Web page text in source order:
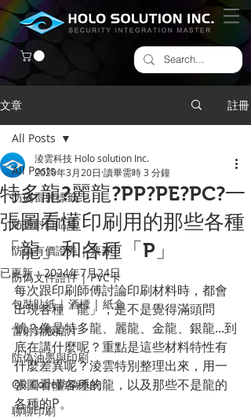
文章 註冊
All Posts
防偽雷射標籤
​防拆封口貼紙
防偽有價證券 | 票券
防偽文件證件 | PVC卡
包裝貼紙 | 酒標 | 紙盒
雷射銘版貼片
防偽油墨與印刷
QR Code防偽系統
聊聊印刷
All Posts
特多龍?麗龍?PP?PE?PC?一
張圖看懂印刷用的那些各種
「龍」和各種「P」
淩雲科技 Holo solution Inc.
2020年3月20日 讀畢需時 3 分鐘
已更新：2024年7月24日
每次跟印刷師傅討論印刷材料時，都會
出現各種「龍」，是不是覺得滿頭問
號？像是特多龍、麗龍、金龍、銀龍...到
底在講什麼呢？重點是這些材料特性有
什麼差異呢？淩雲特別整理出來，用一
張圖看懂各種的龍，以及那些不是龍的
各種的P。